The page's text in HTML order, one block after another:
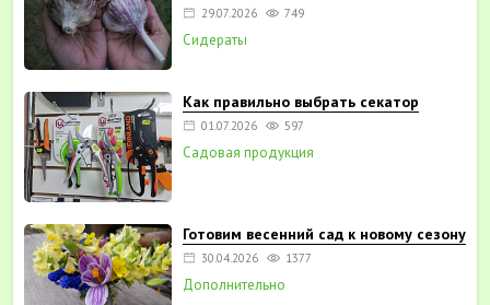
29.07.2026 749
Сидераты
Как правильно выбрать секатор
01.07.2026 597
Садовая продукция
Готовим весенний сад к новому сезону
30.04.2026 1377
Дополнительно